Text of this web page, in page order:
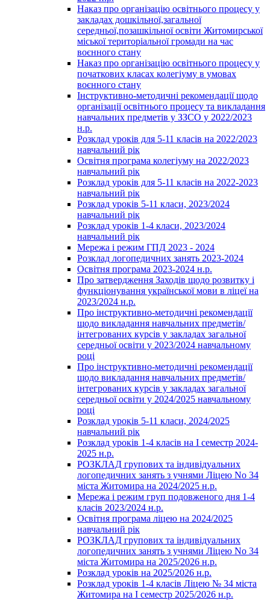
Наказ про організацію освітнього процесу у
закладах дошкільної,загальної
середньої,позашкільної освіти Житомирської
міської територіальної громади на час
воєнного стану
Наказ про організацію освітнього процесу у
початкових класах колегіуму в умовах
воєнного стану
Інструктивно-методичні рекомендації щодо
організації освітнього процесу та викладання
навчальних предметів у ЗЗСО у 2022/2023
н.р.
Розклад уроків для 5-11 класів на 2022/2023
навчальний рік
Освітня програма колегіуму на 2022/2023
навчальний рік
Розклад уроків для 5-11 класів на 2022-2023
навчальний рік
Розклад уроків 5-11 класи, 2023/2024
навчальний рік
Розклад уроків 1-4 класи, 2023/2024
навчальний рік
Мережа і режим ГПД 2023 - 2024
Розклад логопедичних занять 2023-2024
Освітня програма 2023-2024 н.р.
Про затвердження Заходів щодо розвитку і
функціонування української мови в ліцеї на
2023/2024 н.р.
Про інструктивно-методичні рекомендації
щодо викладання навчальних предметів/
інтегрованих курсів у закладах загальної
середньої освіти у 2023/2024 навчальному
році
Про інструктивно-методичні рекомендації
щодо викладання навчальних предметів/
інтегрованих курсів у закладах загальної
середньої освіти у 2024/2025 навчальному
році
Розклад уроків 5-11 класи, 2024/2025
навчальний рік
Розклад уроків 1-4 класів на І семестр 2024-
2025 н.р.
РОЗКЛАД групових та індивідуальних
логопедичних занять з учнями Ліцею No 34
міста Житомира на 2024/2025 н.р.
Мережа і режим груп подовженого дня 1-4
класів 2023/2024 н.р.
Освітня програма ліцею на 2024/2025
навчальний рік
РОЗКЛАД групових та індивідуальних
логопедичних занять з учнями Ліцею No 34
міста Житомира на 2025/2026 н.р.
Розклад уроків на 2025/2026 н.р.
Розклад уроків 1-4 класів Ліцею № 34 міста
Житомира на І семестр 2025/2026 н.р.